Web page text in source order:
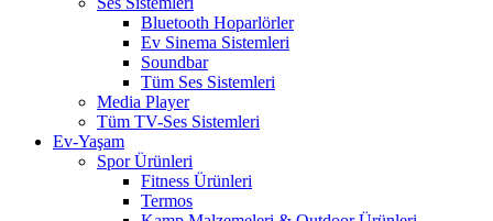
Bluetooth Hoparlörler
Ev Sinema Sistemleri
Soundbar
Tüm Ses Sistemleri
Media Player
Tüm TV-Ses Sistemleri
Ev-Yaşam
Spor Ürünleri
Fitness Ürünleri
Termos